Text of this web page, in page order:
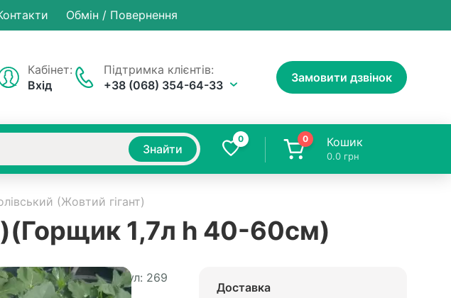
Обмін / Повернення
Підтримка клієнтів:
+38 (068) 354-64-33
Кабінет:
Вхід
Замовити дзвінок
Знайти
0 0 Кошик
0.0 грн
(Жовтий гігант)
1,7л h 40-60см)
Артикул: 269
Доставка